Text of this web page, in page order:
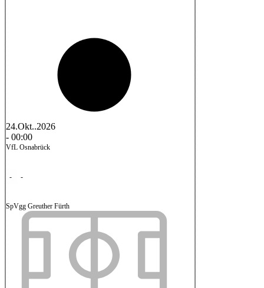
24.Okt..2026
- 00:00
VfL Osnabrück
- -
SpVgg Greuther Fürth